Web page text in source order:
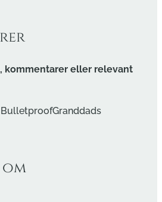
kommentarer eller relevant